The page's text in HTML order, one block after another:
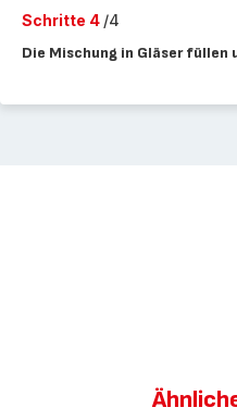
Schritte 4 /4
Die Mischung in Gläser